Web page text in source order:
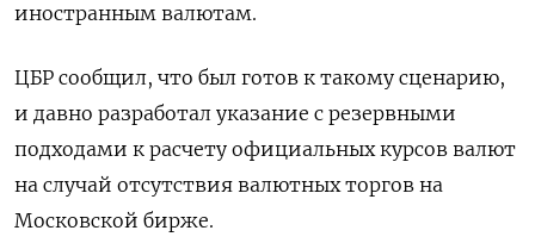
иностранным валютам.
ЦБР сообщил, что был готов к такому сценарию,
и давно разработал указание с резервными
подходами к расчету официальных курсов валют
на случай отсутствия валютных торгов на
Московской бирже.